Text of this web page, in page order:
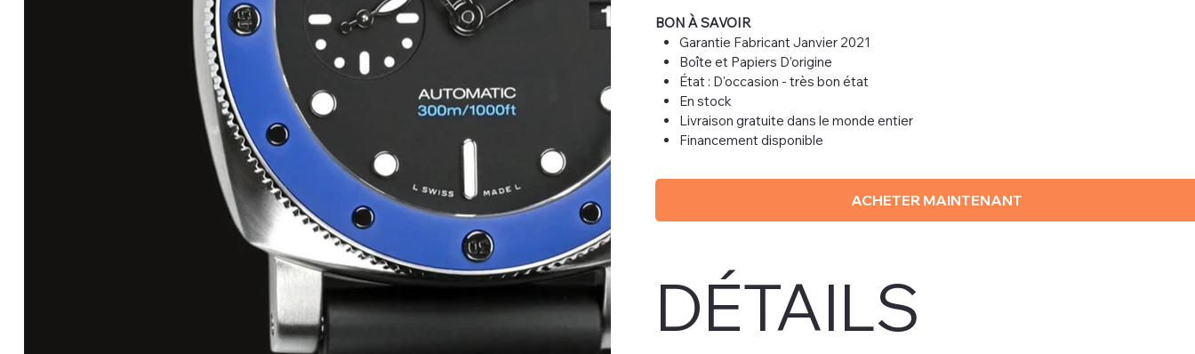
BON À SAVOIR
Garantie Fabricant Janvier 2021
Boîte et Papiers D’origine
État : D'occasion - très bon état
En stock
Livraison gratuite dans le monde entier
Financement disponible
ACHETER MAINTENANT
DÉTAILS